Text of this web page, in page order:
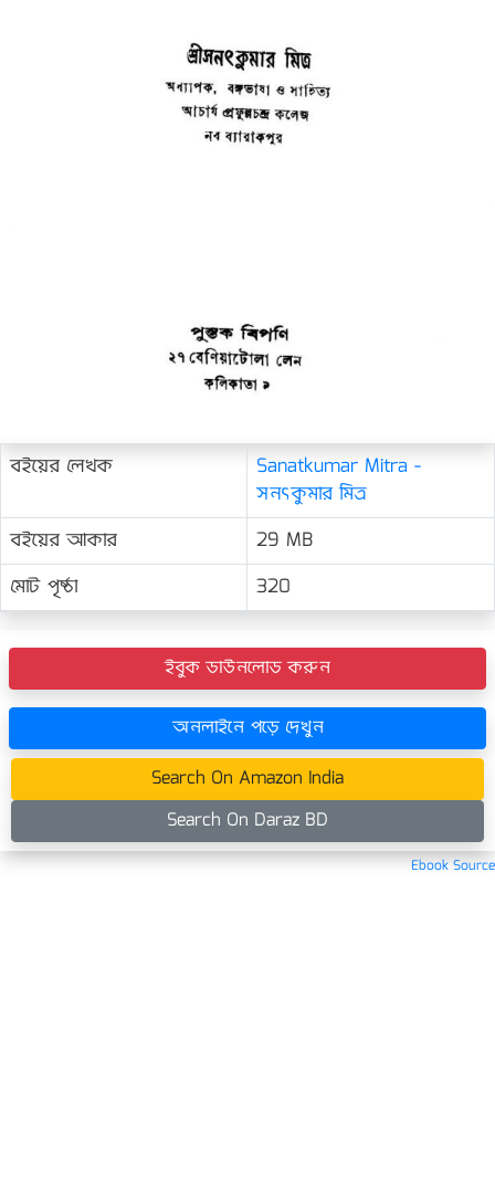
বইয়ের লেখক
Sanatkumar Mitra -
সনৎকুমার মিত্র
বইয়ের আকার
29 MB
মোট পৃষ্ঠা
320
ইবুক ডাউনলোড করুন
অনলাইনে পড়ে দেখুন
Search On Amazon India
Search On Daraz BD
Ebook Source